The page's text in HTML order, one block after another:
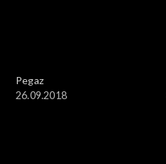
Pegaz
26.09.2018